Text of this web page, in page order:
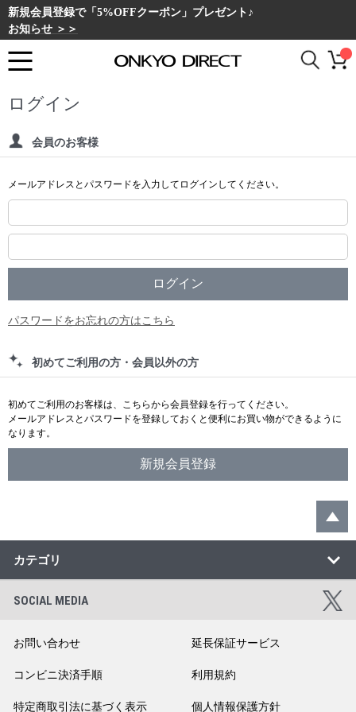
新規会員登録で「5%OFFクーポン」プレゼント♪
お知らせ ＞＞
ログイン
会員のお客様
メールアドレスとパスワードを入力してログインしてください。
パスワードをお忘れの方はこちら
初めてご利用の方・会員以外の方
初めてご利用のお客様は、こちらから会員登録を行ってください。
メールアドレスとパスワードを登録しておくと便利にお買い物ができるように
なります。
カテゴリ
SOCIAL MEDIA
お問い合わせ 延長保証サービス
コンビニ決済手順 利用規約
特定商取引法に基づく表示 個人情報保護方針